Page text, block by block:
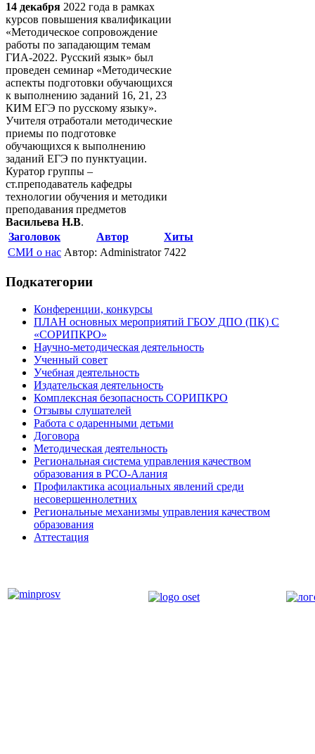
14 декабря 2022 года в рамках
курсов повышения квалификации
«Методическое сопровождение
работы по западающим темам
ГИА-2022. Русский язык» был
проведен семинар «Методические
аспекты подготовки обучающихся
к выполнению заданий 16, 21, 23
КИМ ЕГЭ по русскому языку».
Учителя отработали методические
приемы по подготовке
обучающихся к выполнению
заданий ЕГЭ по пунктуации.
Куратор группы –
ст.преподаватель кафедры
технологии обучения и методики
преподавания предметов
Васильева Н.В.
Заголовок
Автор
Хиты
СМИ о нас Автор: Administrator 7422
Подкатегории
Конференции, конкурсы
ПЛАН основных мероприятий ГБОУ ДПО (ПК) С
«СОРИПКРО»
Научно-методическая деятельность
Ученный совет
Учебная деятельность
Издательская деятельность
Комплексная безопасность СОРИПКРО
Отзывы слушателей
Работа с одаренными детьми
Договора
Методическая деятельность
Региональная система управления качеством
образования в РСО-Алания
Профилактика асоциальных явлений среди
несовершеннолетних
Региональные механизмы управления качеством
образования
Аттестация